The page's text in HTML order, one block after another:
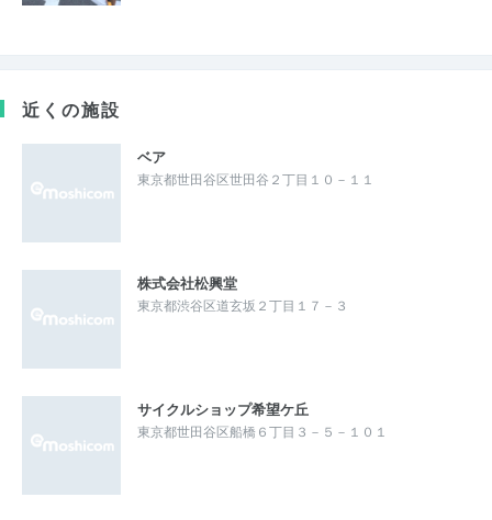
近くの施設
ベア
東京都世田谷区世田谷２丁目１０－１１
株式会社松興堂
東京都渋谷区道玄坂２丁目１７－３
サイクルショップ希望ケ丘
東京都世田谷区船橋６丁目３－５－１０１